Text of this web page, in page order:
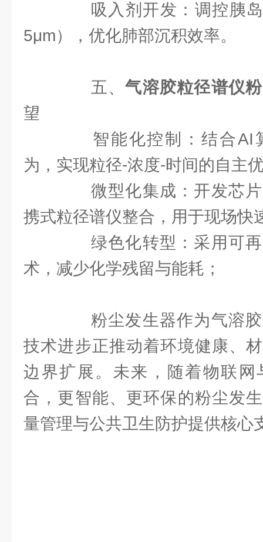
吸入剂开发：调控胰岛
5μm），优化肺部沉积效率。
五、气溶胶粒径谱仪
望
智能化控制：结合AI
为，实现粒径-浓度-时间的自主
微型化集成：开发芯片
携式粒径谱仪整合，用于现场快
绿色化转型：采用可再
术，减少化学残留与能耗；
粉尘发生器作为气溶胶
技术进步正推动着环境健康、
边界扩展。未来，随着物联网
合，更智能、更环保的粉尘发
量管理与公共卫生防护提供核心